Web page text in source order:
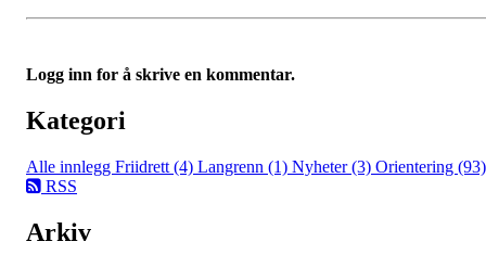
Logg inn for å skrive en kommentar.
Kategori
Alle innlegg Friidrett (4) Langrenn (1) Nyheter (3) Orientering (93)
RSS
Arkiv